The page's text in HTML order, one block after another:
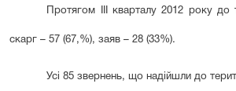
Протягом ІІІ кварталу 2012 року
скарг – 57 (67,%), заяв – 28 (33%).
Усі 85 звернень, що надійшли до